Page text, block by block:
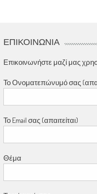
ΕΠΙΚΟΙΝΩΝΊΑ
Επικοινωνήστε μαζί μας
Το Ονοματεπώνυμό σας
Το Email σας (απαιτείται)
Θέμα